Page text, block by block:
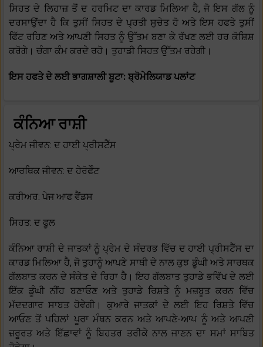
ਸਿਹਤ ਦੇ ਲਿਹਾਜ਼ ਤੋਂ ਦ ਹਰਮਿਟ ਦਾ ਕਾਰਡ ਮਿਲਿਆ ਹੈ, ਜੋ ਇਸ ਗੱਲ ਨੂੰ
ਦਰਸਾਉਂਦਾ ਹੈ ਕਿ ਤੁਸੀਂ ਸਿਹਤ ਦੇ ਪ੍ਰਤੀ ਸੁਚੇਤ ਹੋ ਅਤੇ ਇਸ ਹਫਤੇ ਤੁਸੀਂ
ਫਿੱਟ ਰਹਿਣ ਅਤੇ ਆਪਣੀ ਸਿਹਤ ਨੂੰ ਉੱਤਮ ਬਣਾ ਕੇ ਰੱਖਣ ਲਈ ਹਰ ਕੋਸ਼ਿਸ਼
ਕਰੋਗੇ। ਚੰਗਾ ਕੰਮ ਕਰਦੇ ਰਹੋ। ਤੁਹਾਡੀ ਸਿਹਤ ਉੱਤਮ ਰਹੇਗੀ।
ਇਸ ਹਫਤੇ ਦੇ ਲਈ ਭਾਗਸ਼ਾਲੀ ਬੂਟਾ: ਬ੍ਰੋਮੇਲਿਯਾਡ ਪਲਾਂਟ
ਕੰਨਿਆ ਰਾਸ਼ੀ
ਪ੍ਰੇਮ ਜੀਵਨ: ਦ ਹਾਈ ਪ੍ਰੀਸਟੈੱਸ
ਆਰਥਿਕ ਜੀਵਨ: ਦ ਹੇਰੋਫੇੰਟ
ਕਰੀਅਰ: ਪੇਜ ਆਫ ਵੈਂਡਸ
ਸਿਹਤ: ਦ ਫੂਲ
ਕੰਨਿਆ ਰਾਸ਼ੀ ਦੇ ਜਾਤਕਾਂ ਨੂੰ ਪ੍ਰੇਮ ਦੇ ਸੰਦਰਭ ਵਿੱਚ ਦ ਹਾਈ ਪ੍ਰੀਸਟੈੱਸ ਦਾ
ਕਾਰਡ ਮਿਲਿਆ ਹੈ, ਜੋ ਤੁਹਾਨੂੰ ਆਪਣੇ ਸਾਥੀ ਦੇ ਨਾਲ ਕੁਝ ਡੂੰਘੀ ਅਤੇ ਸਾਰਥਕ
ਗੱਲਬਾਤ ਕਰਨ ਦੇ ਸੰਕੇਤ ਦੇ ਰਿਹਾ ਹੈ। ਇਹ ਗੱਲਬਾਤ ਤੁਹਾਡੇ ਭਵਿੱਖ ਦੇ ਲਈ
ਇੱਕ ਡੂੰਘੀ ਨੀਂਹ ਬਣਾਓਣ ਅਤੇ ਤੁਹਾਡੇ ਰਿਸ਼ਤੇ ਨੂੰ ਮਜ਼ਬੂਤ ਕਰਨ ਵਿੱਚ
ਮੱਦਦਗਾਰ ਸਾਬਤ ਹੋਵੇਗੀ। ਕੁਆਰੇ ਜਾਤਕਾਂ ਦੇ ਲਈ ਇਹ ਰਿਸ਼ਤੇ ਵਿੱਚ
ਆਓਣ ਤੋਂ ਪਹਿਲਾਂ ਪੂਰਾ ਮੰਥਨ ਕਰਨ ਅਤੇ ਆਪਣੇ-ਆਪ ਨੂੰ ਅਤੇ ਆਪਣੀ
ਜ਼ਰੂਰਤ ਅਤੇ ਇੱਛਾਵਾਂ ਨੂੰ ਬਿਹਤਰ ਤਰੀਕੇ ਨਾਲ ਜਾਣਨ ਦਾ ਸਮਾਂ ਸਾਬਿਤ